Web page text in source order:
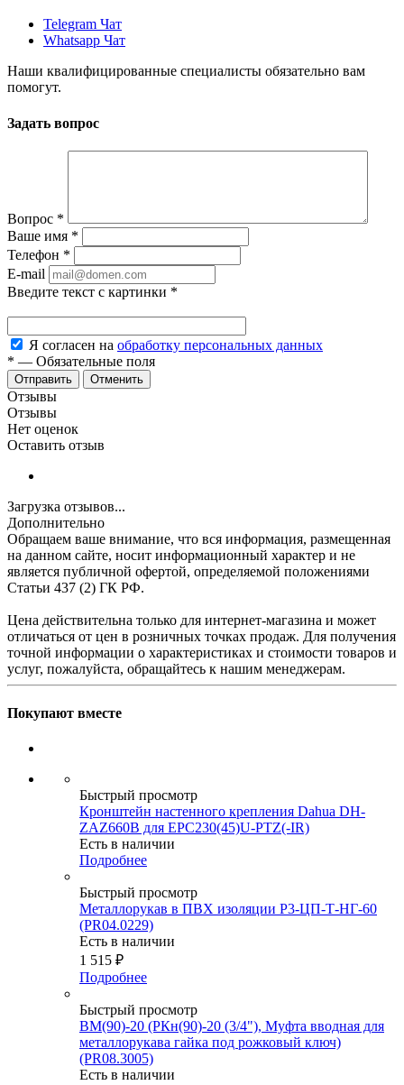
Telegram Чат
Whatsapp Чат
Наши квалифицированные специалисты обязательно вам
помогут.
Задать вопрос
Вопрос *
Ваше имя *
Телефон *
E-mail
Введите текст с картинки *
Я согласен на обработку персональных данных
* — Обязательные поля
Отменить
Отзывы
Отзывы
Нет оценок
Оставить отзыв
Загрузка отзывов...
Дополнительно
Обращаем ваше внимание, что вся информация, размещенная
на данном сайте, носит информационный характер и не
является публичной офертой, определяемой положениями
Статьи 437 (2) ГК РФ.
Цена действительна только для интернет-магазина и может
отличаться от цен в розничных точках продаж. Для получения
точной информации о характеристиках и стоимости товаров и
услуг, пожалуйста, обращайтесь к нашим менеджерам.
Покупают вместе
Быстрый просмотр
Кронштейн настенного крепления Dahua DH-
ZAZ660B для EPC230(45)U-PTZ(-IR)
Есть в наличии
Подробнее
Быстрый просмотр
Металлорукав в ПВХ изоляции Р3-ЦП-Т-НГ-60
(PR04.0229)
Есть в наличии
1 515 ₽
Подробнее
Быстрый просмотр
ВМ(90)-20 (РКн(90)-20 (3/4"), Муфта вводная для
металлорукава гайка под рожковый ключ)
(PR08.3005)
Есть в наличии